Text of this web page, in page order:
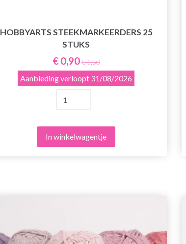
HOBBYARTS STEEKMARKEERDERS 25
STUKS
€ 0,90€ 1,50
Aanbieding verloopt 31/08/2026
In winkelwagentje